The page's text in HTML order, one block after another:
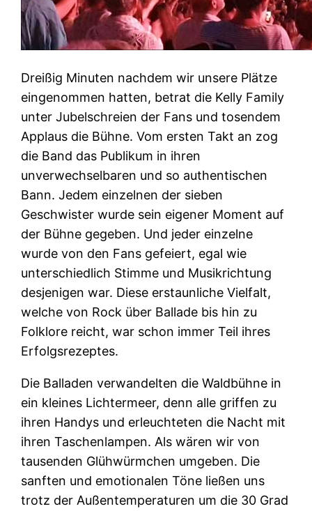
Dreißig Minuten nachdem wir unsere Plätze
eingenommen hatten, betrat die Kelly Family
unter Jubelschreien der Fans und tosendem
Applaus die Bühne. Vom ersten Takt an zog
die Band das Publikum in ihren
unverwechselbaren und so authentischen
Bann. Jedem einzelnen der sieben
Geschwister wurde sein eigener Moment auf
der Bühne gegeben. Und jeder einzelne
wurde von den Fans gefeiert, egal wie
unterschiedlich Stimme und Musikrichtung
desjenigen war. Diese erstaunliche Vielfalt,
welche von Rock über Ballade bis hin zu
Folklore reicht, war schon immer Teil ihres
Erfolgsrezeptes.
Die Balladen verwandelten die Waldbühne in
ein kleines Lichtermeer, denn alle griffen zu
ihren Handys und erleuchteten die Nacht mit
ihren Taschenlampen. Als wären wir von
tausenden Glühwürmchen umgeben. Die
sanften und emotionalen Töne ließen uns
trotz der Außentemperaturen um die 30 Grad